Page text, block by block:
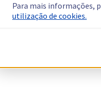
Para mais informações,
utilização de cookies.